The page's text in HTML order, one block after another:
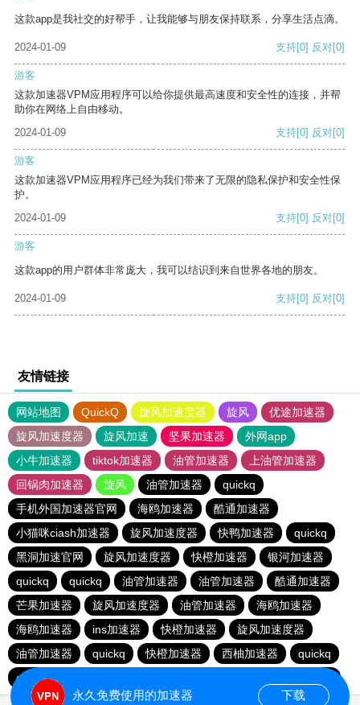
这款app是我社交的好帮手，让我能够与朋友保持联系，分享生活点滴。
2024-01-09 支持[0] 反对[0]
游客
这款加速器VPM应用程序可以给你提供最高速度和安全性的连接，并帮
助你在网络上自由移动。
2024-01-09
支持[0] 反对[0]
游客
这款加速器VPM应用程序已经为我们带来了无限的隐私保护和安全性保
护。
2024-01-09
支持[0] 反对[0]
游客
这款app的用户群体非常庞大，我可以结识到来自世界各地的朋友。
2024-01-09 支持[0] 反对[0]
友情链接
网站地图 QuickQ 旋风加速度器 旋风
优途加速器
旋风加速度器
旋风加速 坚果加速器
外网app
小牛加速器
tiktok加速器 油管加速器
上油管加速器
回锅肉加速器
旋风 油管加速器
quickq
手机外国加速器官网
海鸥加速器
酷通加速器
小猫咪ciash加速器
旋风加速度器 快鸭加速器
quickq
黑洞加速官网
旋风加速度器 快橙加速器
银河加速器
quickq
quickq 油管加速器 油管加速器
酷通加速器
芒果加速器
旋风加速度器 油管加速器
海鸥加速器
海鸥加速器
ins加速器 快橙加速器
旋风加速度器
油管加速器
quickq 快橙加速器 西柚加速器
quickq
quickq
永久免费使用的加速器 下载